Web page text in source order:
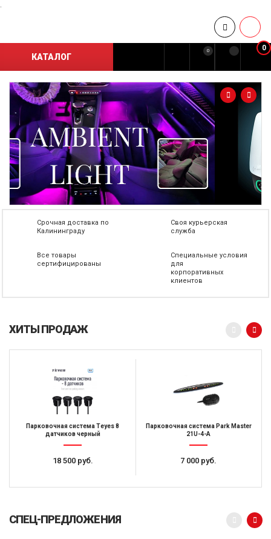
.
КАТАЛОГ
0 0
Срочная доставка по
Калининграду
Своя курьерская
служба
Все товары
сертифицированы
Специальные условия
для
корпоративных
клиентов
ХИТЫ ПРОДАЖ
Парковочная система Teyes 8
датчиков черный
18 500 руб.
Парковочная система Park Master
21U-4-A
7 000 руб.
СПЕЦ-ПРЕДЛОЖЕНИЯ